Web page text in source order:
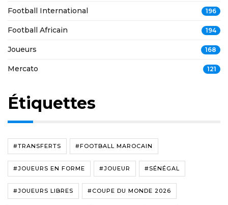
Football International 196
Football Africain 194
Joueurs 168
Mercato 121
Étiquettes
#TRANSFERTS #FOOTBALL MAROCAIN
#JOUEURS EN FORME #JOUEUR #SÉNÉGAL
#JOUEURS LIBRES #COUPE DU MONDE 2026